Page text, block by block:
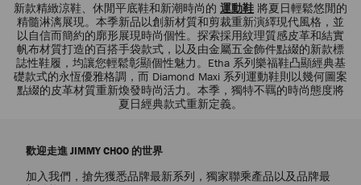
頁
新款精緻涼鞋、休閒平底鞋和新潮時尚的 運動鞋 將夏日輕鬆悠閒的
精髓淋漓展現。本季新品以創新材質和剪裁重新演繹現代風格，並
以自信而簡約的廓形展現時尚個性。探索採用紋理質感皮革和結實
帆布材質打造的百搭手袋款式，以及由金屬五金飾件點綴的新款標
誌性鞋履，均讓您輕鬆彰顯個性魅力。Etha 系列樂福鞋凸顯經典基
礎款式的永恆優雅格調，而 Diamond Maxi 系列運動鞋則以幾何圖案
點綴的皮革材質重新煥發時尚活力。本季，獨特不羈的時尚態度將
夏日經典款式重新定義。
歡迎走進 JIMMY CHOO 的世界
加入我們，搶先獲悉品牌最新系列，獨家聯乘產品以及品牌最